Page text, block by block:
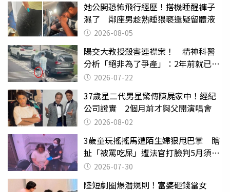
她公開恐怖飛行經歷！搭機睡醒褲子
濕了 鄰座男趁熟睡猥褻還疑留體液
2026-08-05
陽交大教授殺害連襟案！ 精神科醫
分析「絕非為了爭產」：2年前就已言
行詭異
2026-07-22
37歲星二代男星驚傳陳屍家中！經紀
公司證實 2個月前才與父開演唱會
2026-08-02
3歲童玩搖搖馬遭陌生婦狠甩巴掌 瞎
扯「被罵吃屎」遭法官打臉判5月須入
監 2026-07-30
陸短劇圈爆潛規則！富婆砸錢當女